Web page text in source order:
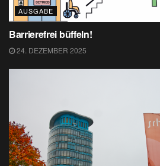
AUSGABE
Barrierefrei büffeln!
24. DEZEMBER 2025